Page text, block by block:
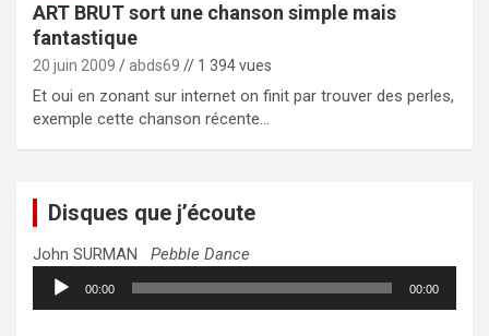
ART BRUT sort une chanson simple mais
fantastique
20 juin 2009 abds69 // 1 394 vues
Et oui en zonant sur internet on finit par trouver des perles,
exemple cette chanson récente…
Disques que j’écoute
John SURMAN Pebble Dance
Lecteur
audio
00:00 00:00